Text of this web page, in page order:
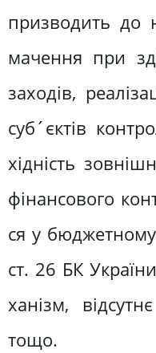
призводить до
мачення при
заходів,
суб´єктів
хідність
фінансового
ся у
ст. 26 БК
ханізм,
тощо.